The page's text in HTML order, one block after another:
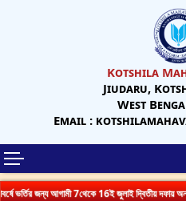
Kotshila
Jiudaru,
West
Email :
ভর্তির জন্য আগামী 7থেকে 16ই জুলাই দ্বিতীয় দফায়